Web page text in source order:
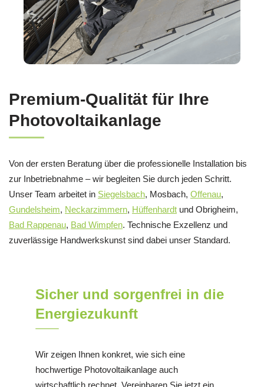
Premium-Qualität für Ihre
Photovoltaikanlage
Von der ersten Beratung über die professionelle Installation bis
zur Inbetriebnahme – wir begleiten Sie durch jeden Schritt.
Unser Team arbeitet in Siegelsbach, Mosbach, Offenau,
Gundelsheim, Neckarzimmern, Hüffenhardt und Obrigheim,
Bad Rappenau, Bad Wimpfen. Technische Exzellenz und
zuverlässige Handwerkskunst sind dabei unser Standard.
Sicher und sorgenfrei in die
Energiezukunft
Wir zeigen Ihnen konkret, wie sich eine
hochwertige Photovoltaikanlage auch
wirtschaftlich rechnet. Vereinbaren Sie jetzt ein